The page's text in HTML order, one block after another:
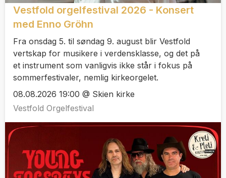
Vestfold orgelfestival 2026 - Konsert
med Enno Gröhn
Fra onsdag 5. til søndag 9. august blir Vestfold
vertskap for musikere i verdensklasse, og det på
et instrument som vanligvis ikke står i fokus på
sommerfestivaler, nemlig kirkeorgelet.
08.08.2026 19:00 @ Skien kirke
Vestfold Orgelfestival